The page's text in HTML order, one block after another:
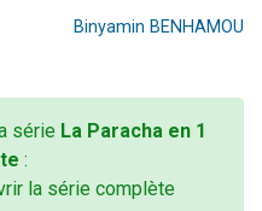
Binyamin BENHAMOU
série La Paracha en 1
:
la série complète